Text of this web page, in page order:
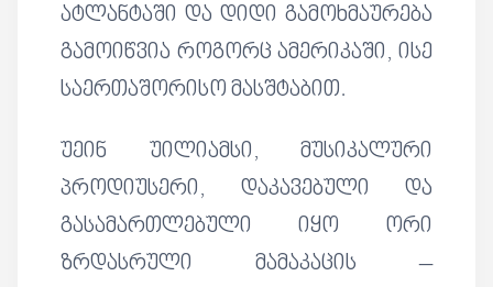
ატლანტაში და დიდი გამოხმაურება
გამოიწვია როგორც ამერიკაში, ისე
საერთაშორისო მასშტაბით.
უეინ უილიამსი, მუსიკალური
პროდიუსერი, დაკავებული და
გასამართლებული იყო ორი
ზრდასრული მამაკაცის –